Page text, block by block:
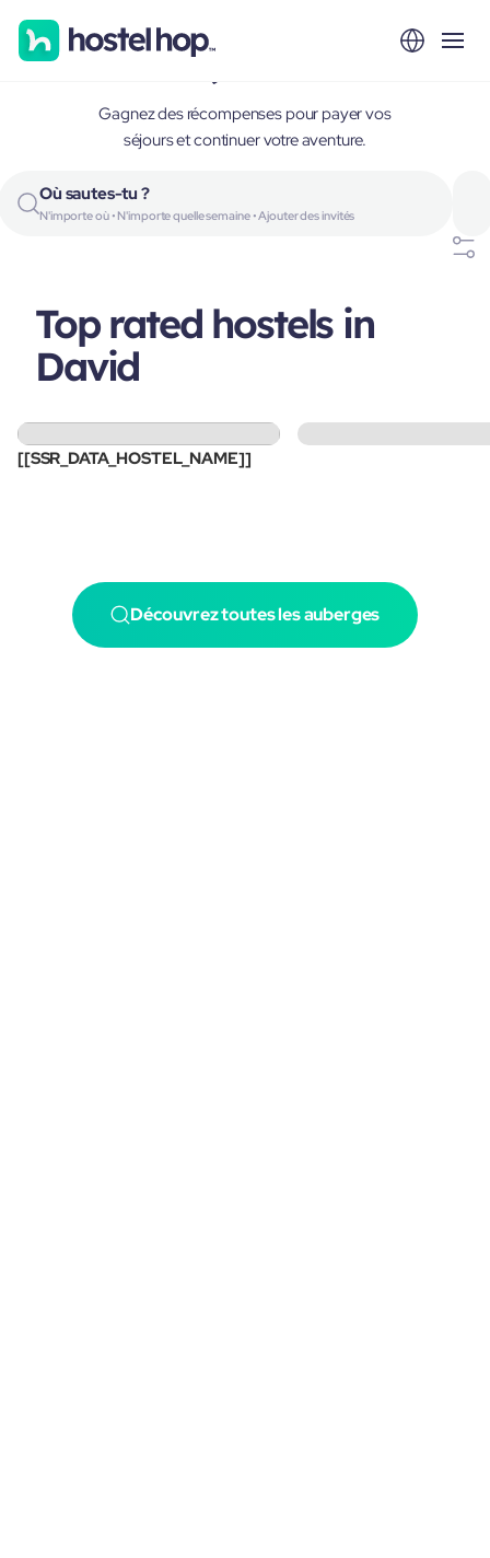
David, Panama
Gagnez des récompenses pour payer vos
séjours et continuer votre aventure.
Où sautes-tu ?
N'importe où • N'importe quelle semaine • Ajouter des invités
Top rated hostels in
David
[[SSR_DATA_HOSTEL_NAME]]
Découvrez toutes les auberges